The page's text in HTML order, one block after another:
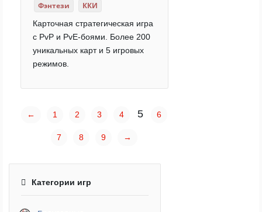
Фэнтези
ККИ
Карточная стратегическая игра
с PvP и PvE-боями. Более 200
уникальных карт и 5 игровых
режимов.
← 1 2 3 4 5 6
7 8 9 →
Категории игр